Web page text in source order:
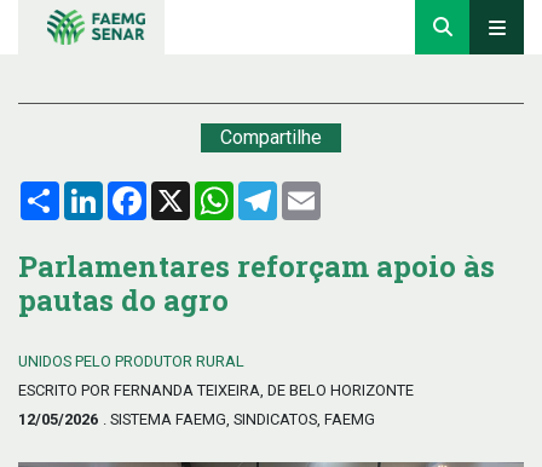
Compartilhe
Compartilhar
LinkedInFacebook
X WhatsApp
Telegram
Parlamentares reforçam apoio às
pautas do agro
UNIDOS PELO PRODUTOR RURAL
ESCRITO POR FERNANDA TEIXEIRA, DE BELO HORIZONTE
12/05/2026 . SISTEMA FAEMG, SINDICATOS, FAEMG